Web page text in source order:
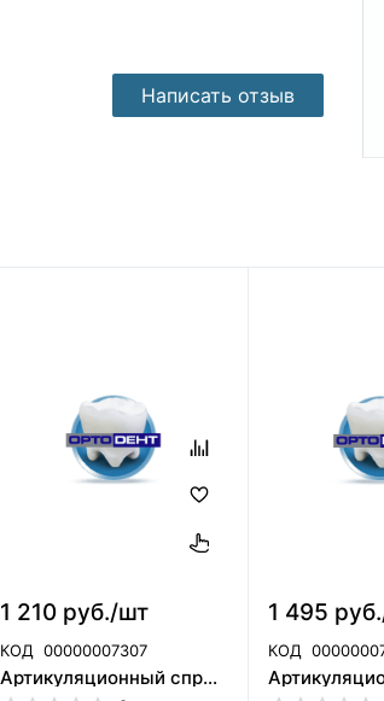
Написать отзыв
1 210 руб./шт
КОД 00000007307
Артикуляционный спрей YETI цвет : Синий (75мл)
1 495
КОД